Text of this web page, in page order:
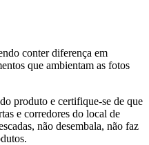
conter diferença em
que ambientam as fotos
produto e certifique-se de que
e corredores do local de
não desembala, não faz